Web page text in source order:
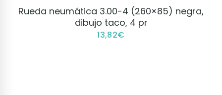
VER PRODUCTO
Rueda neumática 3.00-4 (260×85) negra,
dibujo taco, 4 pr
13,82€